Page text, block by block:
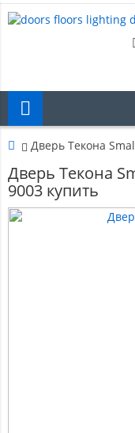
Дверь Текона
Дверь Текона
9003 купить